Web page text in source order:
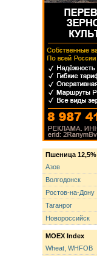
Пшеница 12,5%
Азов
Волгодонск
Ростов-на-Дону
Таганрог
Новороссийск
MOEX Index
Wheat, WHFOB